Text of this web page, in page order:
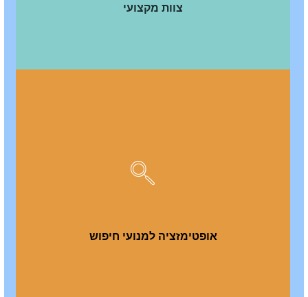
צוות מקצועי
אופטימזציה למנועי חיפוש